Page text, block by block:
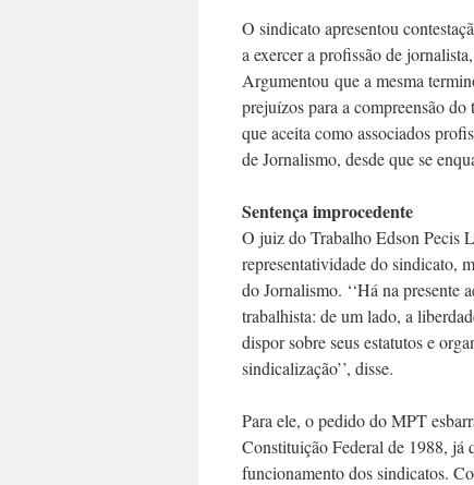
O sindicato apresentou
a exercer a profissão de
Argumentou que a mesma
prejuízos para a compreensão
que aceita como associados
de Jornalismo, desde que se
Sentença improcedente
O juiz do Trabalho Edson Pecis
representatividade do sindicato,
do Jornalismo. ‘‘Há na
trabalhista: de um lado, a
dispor sobre seus estatutos e
sindicalização’’, disse.
Para ele, o pedido do MPT
Constituição Federal de 1988, já
funcionamento dos sindicatos.